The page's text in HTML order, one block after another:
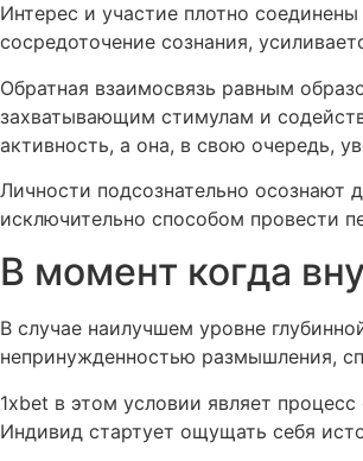
Интерес и участие плотно
сосредоточение сознания,
Обратная взаимосвязь равным
захватывающим стимулам и
активность, а она, в свою очередь,
Личности подсознательно осознают
исключительно способом провести
В момент когда
В случае наилучшем уровне
непринужденностью размышления,
1xbet в этом условии являет
Индивид стартует ощущать себя